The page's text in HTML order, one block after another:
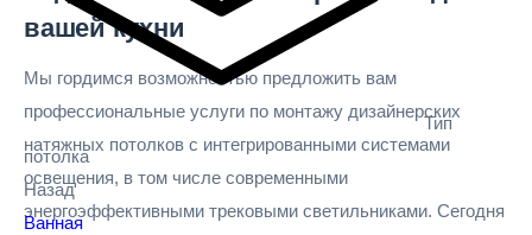
Тип
потолка
Назад
Ванная
вашей кухни
Мы гордимся возможностью предложить вам
профессиональные услуги по монтажу дизайнерских
натяжных потолков с интегрированными системами
освещения, в том числе современными
энергоэффективными трековыми светильниками. Сегодня